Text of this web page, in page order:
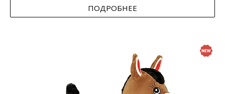
ПОДРОБНЕЕ